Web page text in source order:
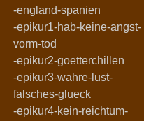
-england-spanien
-epikur1-hab-keine-angst-
vorm-tod
-epikur2-goetterchillen
-epikur3-wahre-lust-
falsches-glueck
-epikur4-kein-reichtum-